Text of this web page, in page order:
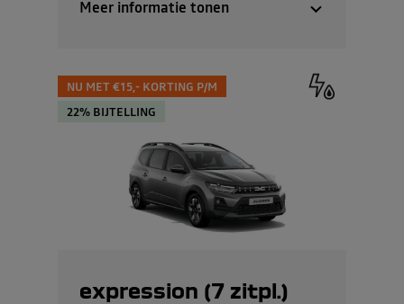
Meer informatie tonen
NU MET €15,- KORTING P/M
22% BIJTELLING
expression (7 zitpl.)